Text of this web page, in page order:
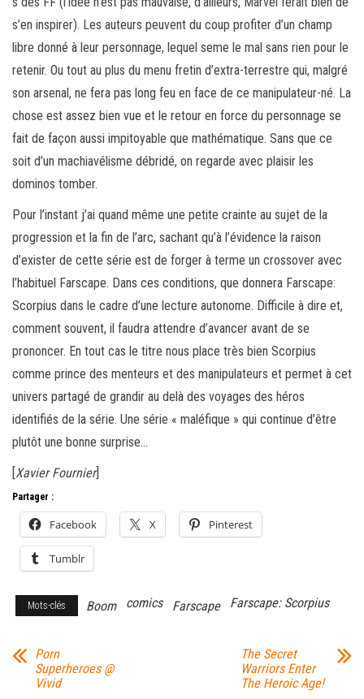
s’en inspirer). Les auteurs peuvent du coup profiter d’un champ
libre donné à leur personnage, lequel seme le mal sans rien pour le
retenir. Ou tout au plus du menu fretin d’extra-terrestre qui, malgré
son arsenal, ne fera pas long feu en face de ce manipulateur-né. La
chose est assez bien vue et le retour en force du personnage se
fait de façon aussi impitoyable que mathématique. Sans que ce
soit d’un machiavélisme débridé, on regarde avec plaisir les
dominos tomber.
Pour l’instant j’ai quand même une petite crainte au sujet de la
progression et la fin de l’arc, sachant qu’à l’évidence la raison
d’exister de cette série est de forger à terme un crossover avec
l’habituel Farscape. Dans ces conditions, que donnera Farscape:
Scorpius dans le cadre d’une lecture autonome. Difficile à dire et,
comment souvent, il faudra attendre d’avancer avant de se
prononcer. En tout cas le titre nous place très bien Scorpius
comme prince des menteurs et des manipulateurs et permet à cet
univers partagé de grandir au delà des voyages des héros
identifiés de la série. Une série « maléfique » qui continue d’être
plutôt une bonne surprise…
[Xavier Fournier]
Partager :
Facebook X Pinterest
Tumblr
Mots-clés Boom comics Farscape Farscape: Scorpius
Porn
Superheroes @
Vivid
The Secret
Warriors Enter
The Heroic Age!